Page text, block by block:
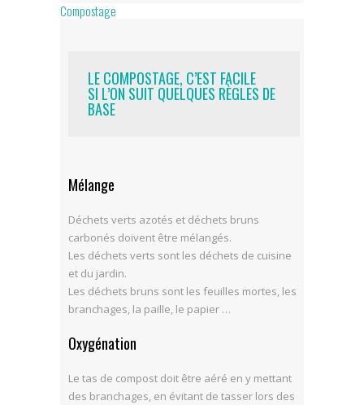
Compostage
LE COMPOSTAGE, C’EST FACILE
SI L’ON SUIT QUELQUES RÈGLES DE
BASE
Mélange
Déchets verts azotés et déchets bruns
carbonés doivent être mélangés.
Les déchets verts sont les déchets de cuisine
et du jardin.
Les déchets bruns sont les feuilles mortes, les
branchages, la paille, le papier …
Oxygénation
Le tas de compost doit être aéré en y mettant
des branchages, en évitant de tasser lors des